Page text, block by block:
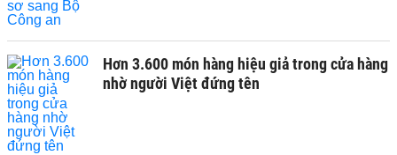
Hơn 3.600 món hàng hiệu giả trong cửa hàng
nhờ người Việt đứng tên